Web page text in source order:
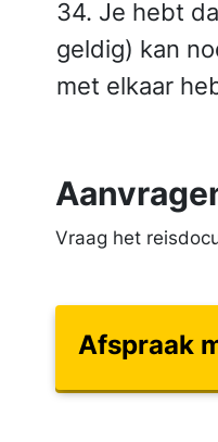
34. Je hebt
geldig) kan
met elkaar
Vraag het
Afspraak